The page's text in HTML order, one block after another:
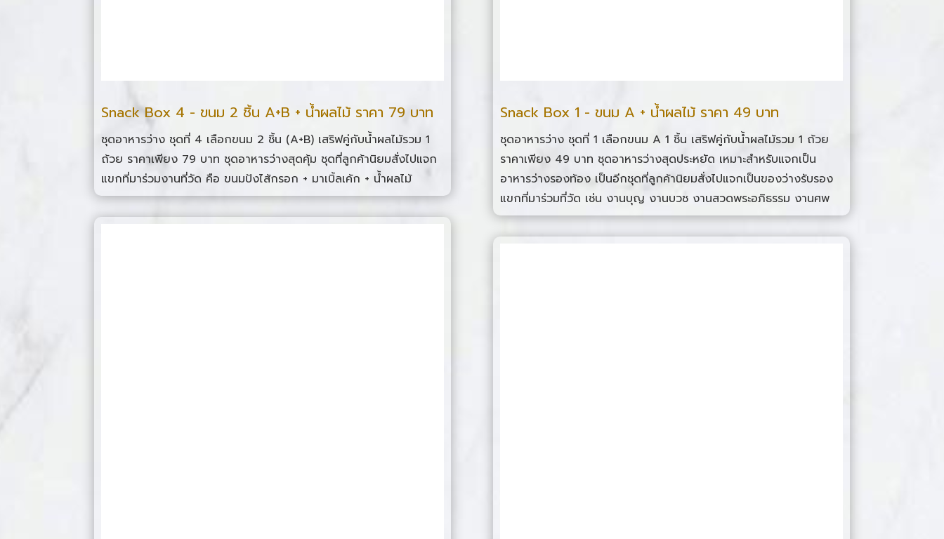
Snack Box 4 - ขนม 2 ชิ้น A+B + น้ำผลไม้ ราคา 79 บาท
ชุดอาหารว่าง ชุดที่ 4 เลือกขนม 2 ชิ้น (A+B) เสริฟคู่กับน้ำผลไม้รวม 1
ถ้วย ราคาเพียง 79 บาท ชุดอาหารว่างสุดคุ้ม ชุดที่ลูกค้านิยมสั่งไปแจก
แขกที่มาร่วมงานที่วัด คือ ขนมปังไส้กรอก + มาเบิ้ลเค้ก + น้ำผลไม้
Snack Box 1 - ขนม A + น้ำผลไม้ ราคา 49 บาท
ชุดอาหารว่าง ชุดที่ 1 เลือกขนม A 1 ชิ้น เสริฟคู่กับน้ำผลไม้รวม 1 ถ้วย
ราคาเพียง 49 บาท ชุดอาหารว่างสุดประหยัด เหมาะสำหรับแจกเป็น
อาหารว่างรองท้อง เป็นอีกชุดที่ลูกค้านิยมสั่งไปแจกเป็นของว่างรับรอง
แขกที่มาร่วมที่วัด เช่น งานบุญ งานบวช งานสวดพระอภิธรรม งานศพ